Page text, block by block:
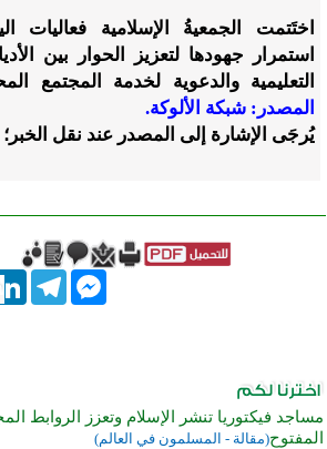
اختَتمت الجمعيةُ الإسلامية فعاليات
استمرار جهودها لتعزيز الحوار بين
التعليمية والدعوية لخدمة المجتمع
المصدر: شبكة الألوكة.
يُرجَى الإشارة إلى المصدر عند نقل الخبر؛
Messenger
مساجد فيكتوريا تنشر الإسلام وتعزز الروابط
المفتوح(مقالة - المسلمون في العالم)